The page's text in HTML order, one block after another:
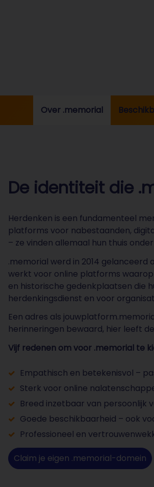
Over .memorial
De identiteit die
Herdenken is een fundamenteel
platforms voor nabestaanden,
– ze vinden allemaal hun thuis
.memorial werd in 2014
werkt voor online platforms
en historische gedenkplaatsen die
herdenkingsdienst en voor
Een adres als
herinneringen bewaard, hier leeft
Vijf redenen om voor .memorial te
Empathisch en betekenisvol –
Sterk voor online
Breed inzetbaar van persoonlijk
Goede beschikbaarheid – ook
Professioneel en
Claim je eigen .memorial-domein